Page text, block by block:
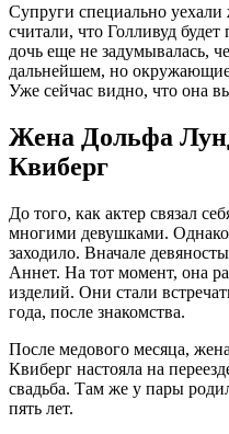
Супруги специально
считали, что Голливуд
дочь еще не задумывалась,
дальнейшем, но
Уже сейчас видно, что она
Жена Дольфа
Квиберг
До того, как актер связал
многими девушками. Однако
заходило. Вначале
Аннет. На тот момент, она
изделий. Они стали
года, после знакомства.
После медового месяца,
Квиберг настояла на
свадьба. Там же у пары
пять лет.